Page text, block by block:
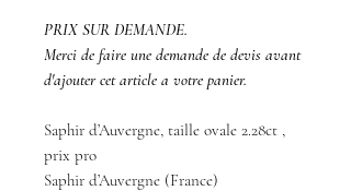
PRIX SUR DEMANDE.
Merci de faire une demande de devis avant
d'ajouter cet article a votre panier.
Saphir d’Auvergne, taille ovale 2.28ct ,
prix pro
Saphir d’Auvergne (France)